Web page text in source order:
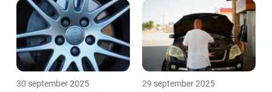
30 september 2025 29 september 2025